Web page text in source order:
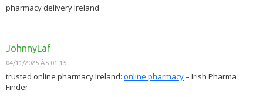
pharmacy delivery Ireland
JohnnyLaf
04/11/2025 ÀS 01:15
trusted online pharmacy Ireland: online pharmacy– Irish Pharma
Finder